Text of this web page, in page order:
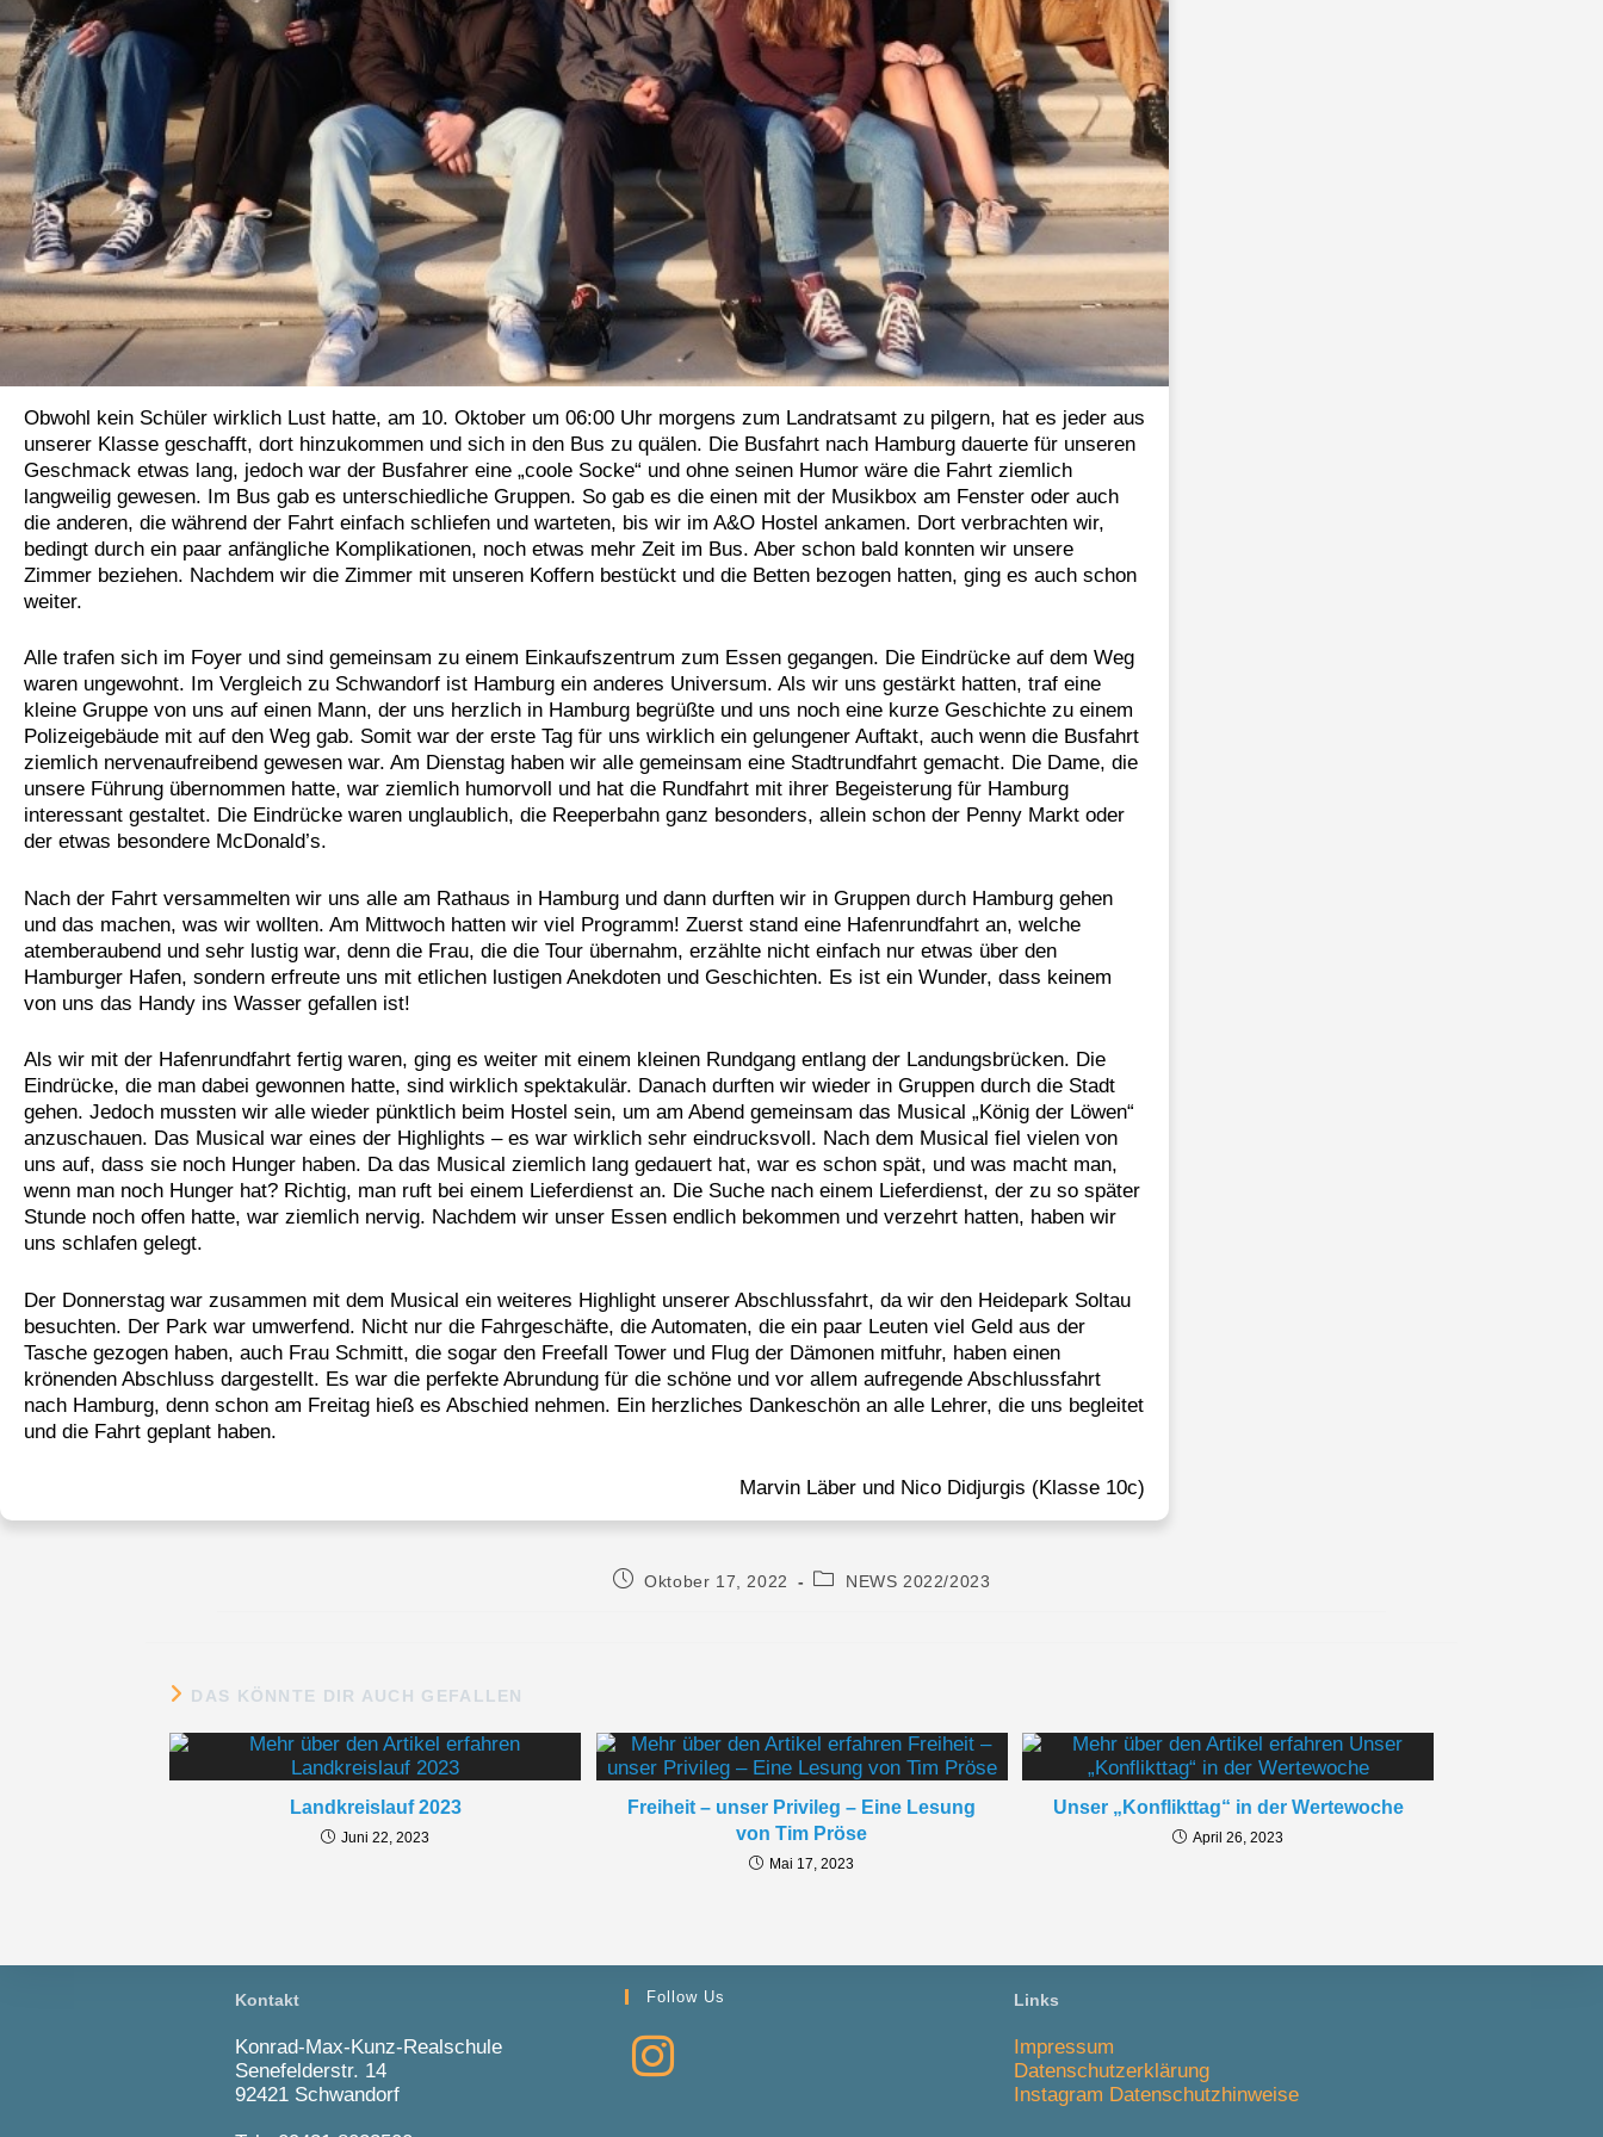
Obwohl kein Schüler wirklich Lust hatte, am 10. Oktober um 06:00 Uhr morgens zum Landratsamt zu pilgern, hat es jeder aus
unserer Klasse geschafft, dort hinzukommen und sich in den Bus zu quälen. Die Busfahrt nach Hamburg dauerte für unseren
Geschmack etwas lang, jedoch war der Busfahrer eine „coole Socke“ und ohne seinen Humor wäre die Fahrt ziemlich
langweilig gewesen. Im Bus gab es unterschiedliche Gruppen. So gab es die einen mit der Musikbox am Fenster oder auch
die anderen, die während der Fahrt einfach schliefen und warteten, bis wir im A&O Hostel ankamen. Dort verbrachten wir,
bedingt durch ein paar anfängliche Komplikationen, noch etwas mehr Zeit im Bus. Aber schon bald konnten wir unsere
Zimmer beziehen. Nachdem wir die Zimmer mit unseren Koffern bestückt und die Betten bezogen hatten, ging es auch schon
weiter.
Alle trafen sich im Foyer und sind gemeinsam zu einem Einkaufszentrum zum Essen gegangen. Die Eindrücke auf dem Weg
waren ungewohnt. Im Vergleich zu Schwandorf ist Hamburg ein anderes Universum. Als wir uns gestärkt hatten, traf eine
kleine Gruppe von uns auf einen Mann, der uns herzlich in Hamburg begrüßte und uns noch eine kurze Geschichte zu einem
Polizeigebäude mit auf den Weg gab. Somit war der erste Tag für uns wirklich ein gelungener Auftakt, auch wenn die Busfahrt
ziemlich nervenaufreibend gewesen war. Am Dienstag haben wir alle gemeinsam eine Stadtrundfahrt gemacht. Die Dame, die
unsere Führung übernommen hatte, war ziemlich humorvoll und hat die Rundfahrt mit ihrer Begeisterung für Hamburg
interessant gestaltet. Die Eindrücke waren unglaublich, die Reeperbahn ganz besonders, allein schon der Penny Markt oder
der etwas besondere McDonald’s.
Nach der Fahrt versammelten wir uns alle am Rathaus in Hamburg und dann durften wir in Gruppen durch Hamburg gehen
und das machen, was wir wollten. Am Mittwoch hatten wir viel Programm! Zuerst stand eine Hafenrundfahrt an, welche
atemberaubend und sehr lustig war, denn die Frau, die die Tour übernahm, erzählte nicht einfach nur etwas über den
Hamburger Hafen, sondern erfreute uns mit etlichen lustigen Anekdoten und Geschichten. Es ist ein Wunder, dass keinem
von uns das Handy ins Wasser gefallen ist!
Als wir mit der Hafenrundfahrt fertig waren, ging es weiter mit einem kleinen Rundgang entlang der Landungsbrücken. Die
Eindrücke, die man dabei gewonnen hatte, sind wirklich spektakulär. Danach durften wir wieder in Gruppen durch die Stadt
gehen. Jedoch mussten wir alle wieder pünktlich beim Hostel sein, um am Abend gemeinsam das Musical „König der Löwen“
anzuschauen. Das Musical war eines der Highlights – es war wirklich sehr eindrucksvoll. Nach dem Musical fiel vielen von
uns auf, dass sie noch Hunger haben. Da das Musical ziemlich lang gedauert hat, war es schon spät, und was macht man,
wenn man noch Hunger hat? Richtig, man ruft bei einem Lieferdienst an. Die Suche nach einem Lieferdienst, der zu so später
Stunde noch offen hatte, war ziemlich nervig. Nachdem wir unser Essen endlich bekommen und verzehrt hatten, haben wir
uns schlafen gelegt.
Der Donnerstag war zusammen mit dem Musical ein weiteres Highlight unserer Abschlussfahrt, da wir den Heidepark Soltau
besuchten. Der Park war umwerfend. Nicht nur die Fahrgeschäfte, die Automaten, die ein paar Leuten viel Geld aus der
Tasche gezogen haben, auch Frau Schmitt, die sogar den Freefall Tower und Flug der Dämonen mitfuhr, haben einen
krönenden Abschluss dargestellt. Es war die perfekte Abrundung für die schöne und vor allem aufregende Abschlussfahrt
nach Hamburg, denn schon am Freitag hieß es Abschied nehmen. Ein herzliches Dankeschön an alle Lehrer, die uns begleitet
und die Fahrt geplant haben.
Marvin Läber und Nico Didjurgis (Klasse 10c)
Oktober 17, 2022 NEWS 2022/2023
DAS KÖNNTE DIR AUCH GEFALLEN
Landkreislauf 2023
Juni 22, 2023
Freiheit – unser Privileg – Eine Lesung
von Tim Pröse
Mai 17, 2023
Unser „Konflikttag“ in der Wertewoche
April 26, 2023
Kontakt
Konrad-Max-Kunz-Realschule
Senefelderstr. 14
92421 Schwandorf
Follow Us Links
Impressum
Datenschutzerklärung
Instagram Datenschutzhinweise